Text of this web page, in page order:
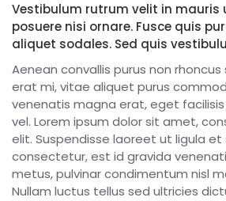
Vestibulum rutrum velit in mauris
posuere nisi ornare. Fusce quis
aliquet sodales. Sed quis
Aenean convallis purus non rhoncus
erat mi, vitae aliquet purus
venenatis magna erat, eget
vel. Lorem ipsum dolor sit amet,
elit. Suspendisse laoreet ut ligula et
consectetur, est id gravida
metus, pulvinar condimentum nisl
Nullam luctus tellus sed ultricies